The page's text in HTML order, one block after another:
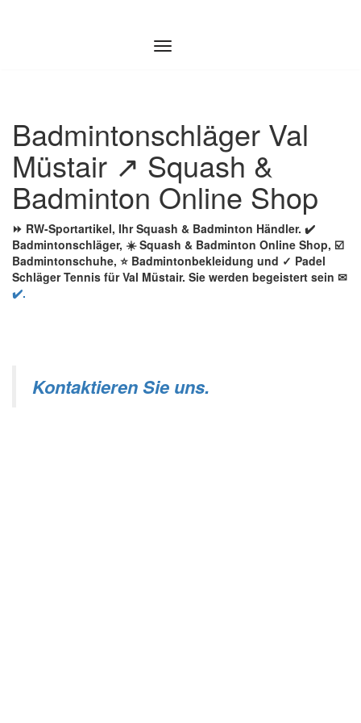
Badmintonschläger Val
Müstair ↗️ Squash &
Badminton Online Shop
⏩ RW-Sportartikel, Ihr Squash & Badminton Händler. ✔️
Badmintonschläger, ☀️ Squash & Badminton Online Shop, ☑️
Badmintonschuhe, ⭐ Badmintonbekleidung und ✓ Padel
Schläger Tennis für Val Müstair. Sie werden begeistert sein ✉
✔️.
Kontaktieren Sie uns.